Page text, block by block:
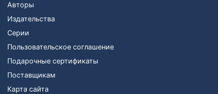
Авторы
Издательства
Серии
Пользовательское соглашение
Подарочные сертификаты
Поставщикам
Карта сайта